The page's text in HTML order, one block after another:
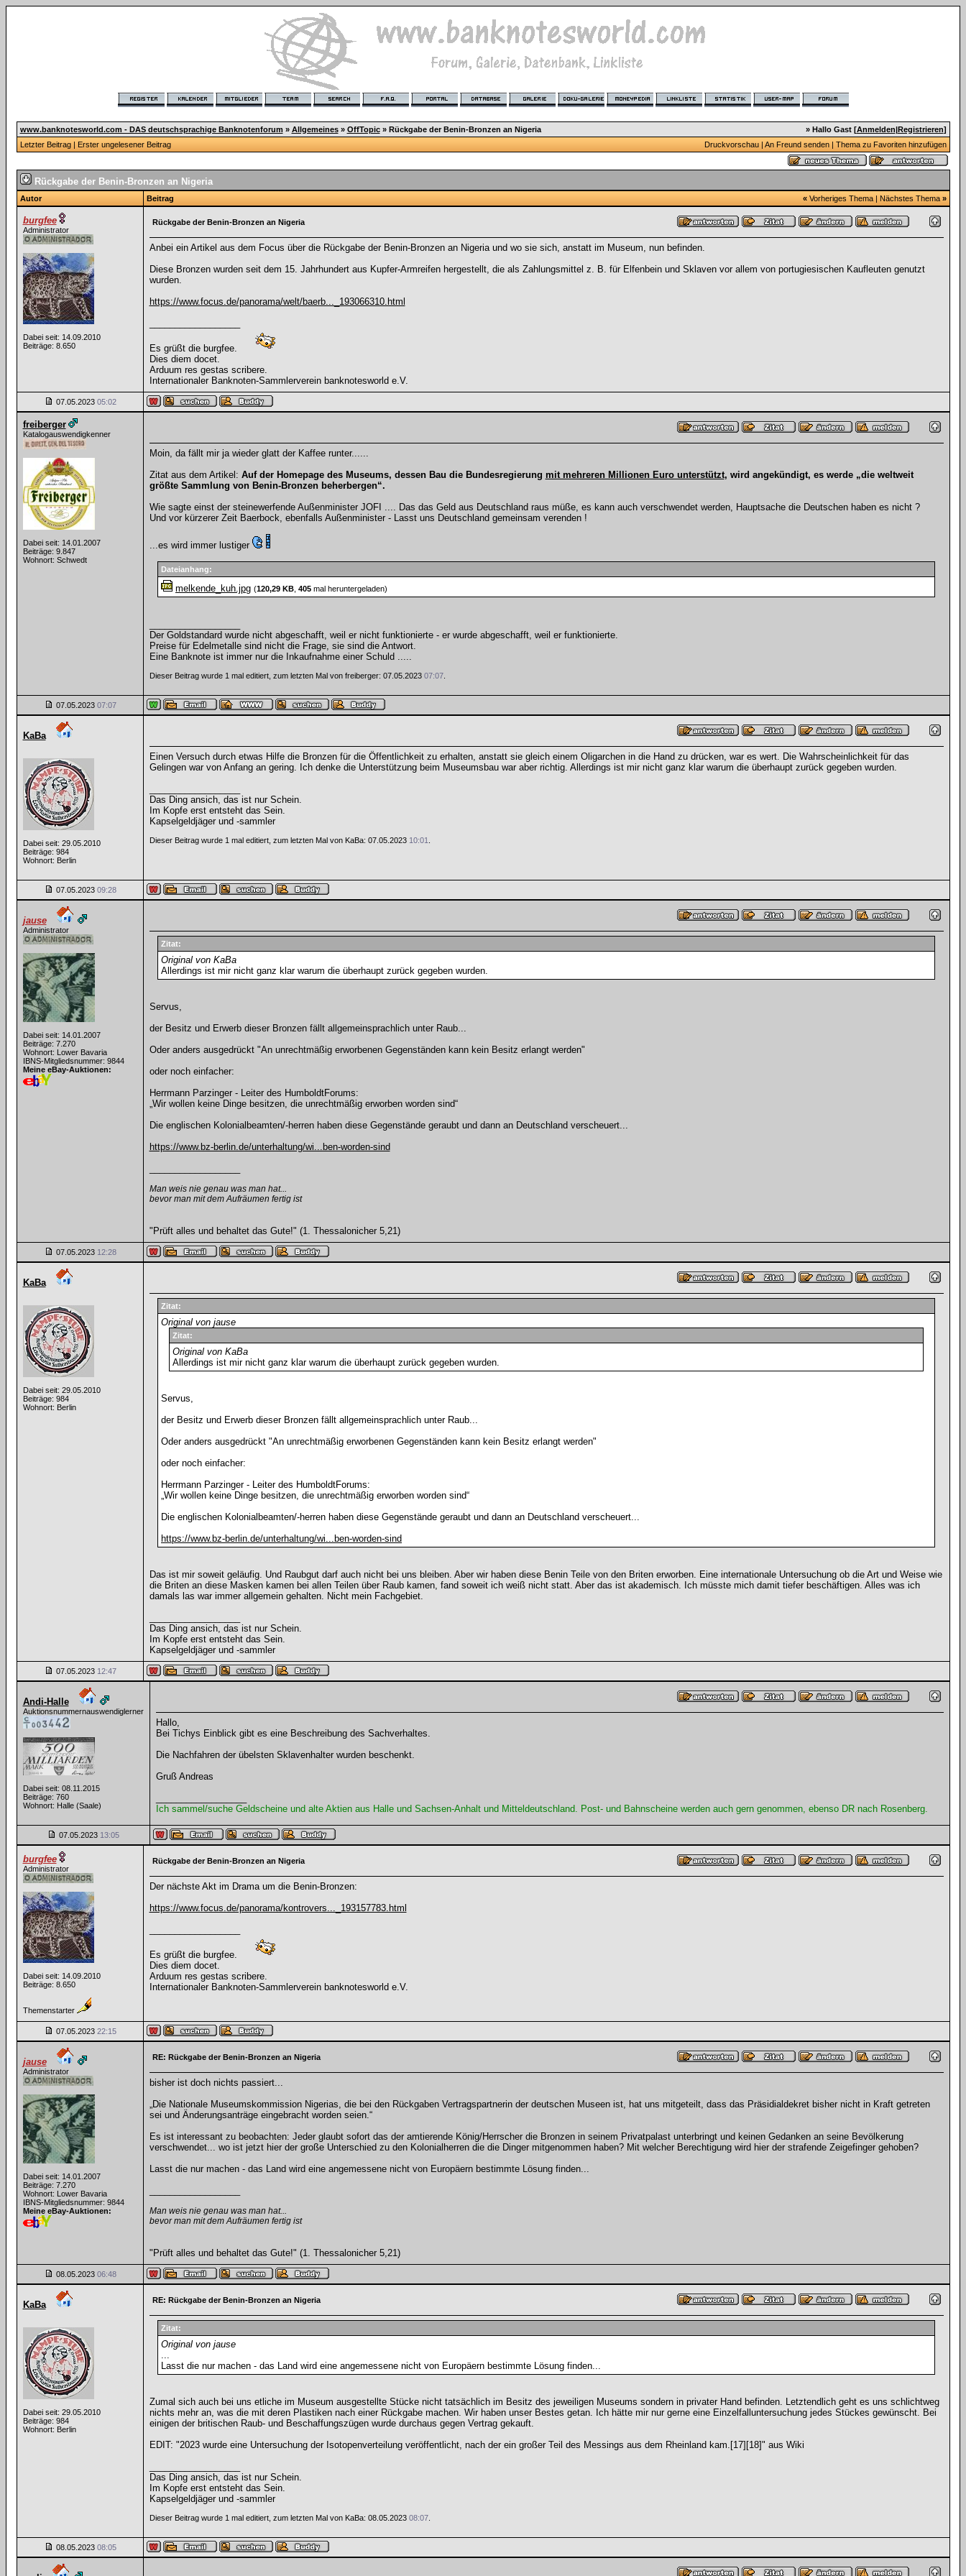
www.banknotesworld.com - DAS deutschsprachige Banknotenforum » Allgemeines» OffTopic» Rückgabe der Benin-Bronzen an Nigeria » Hallo Gast [Anmelden|Registrieren]
Letzter Beitrag| Erster ungelesener Beitrag Druckvorschau| An Freund senden| Thema zu Favoriten hinzufügen
Rückgabe der Benin-Bronzen an Nigeria
Autor Beitrag « Vorheriges Thema| Nächstes Thema »
burgfee
Administrator
Dabei seit: 14.09.2010
Beiträge: 8.650
Rückgabe der Benin-Bronzen an Nigeria
Anbei ein Artikel aus dem Focus über die Rückgabe der Benin-Bronzen an Nigeria und wo sie sich, anstatt im Museum, nun befinden.
Diese Bronzen wurden seit dem 15. Jahrhundert aus Kupfer-Armreifen hergestellt, die als Zahlungsmittel z. B. für Elfenbein und Sklaven vor allem von portugiesischen Kaufleuten genutzt
wurden.
https://www.focus.de/panorama/welt/baerb..._193066310.html
Es grüßt die burgfee.
Dies diem docet.
Arduum res gestas scribere.
Internationaler Banknoten-Sammlerverein banknotesworld e.V.
07.05.2023 05:02
freiberger
Katalogauswendigkenner
Dabei seit: 14.01.2007
Beiträge: 9.847
Wohnort: Schwedt
Moin, da fällt mir ja wieder glatt der Kaffee runter......
Zitat aus dem Artikel: Auf der Homepage des Museums, dessen Bau die Bundesregierung mit mehreren Millionen Euro unterstützt, wird angekündigt, es werde „die weltweit
größte Sammlung von Benin-Bronzen beherbergen“.
Wie sagte einst der steinewerfende Außenminister JOFI .... Das das Geld aus Deutschland raus müße, es kann auch verschwendet werden, Hauptsache die Deutschen haben es nicht ?
Und vor kürzerer Zeit Baerbock, ebenfalls Außenminister - Lasst uns Deutschland gemeinsam verenden !
...es wird immer lustiger
Dateianhang:
melkende_kuh.jpg (120,29 KB 405 mal heruntergeladen)
Der Goldstandard wurde nicht abgeschafft, weil er nicht funktionierte - er wurde abgeschafft, weil er funktionierte.
Preise für Edelmetalle sind nicht die Frage, sie sind die Antwort.
Eine Banknote ist immer nur die Inkaufnahme einer Schuld .....
Dieser Beitrag wurde 1 mal editiert, zum letzten Mal von freiberger: 07.05.2023 07:07.
07.05.2023 07:07
KaBa
Dabei seit: 29.05.2010
Beiträge: 984
Wohnort: Berlin
Einen Versuch durch etwas Hilfe die Bronzen für die Öffentlichkeit zu erhalten, anstatt sie gleich einem Oligarchen in die Hand zu drücken, war es wert. Die Wahrscheinlichkeit für das
Gelingen war von Anfang an gering. Ich denke die Unterstützung beim Museumsbau war aber richtig. Allerdings ist mir nicht ganz klar warum die überhaupt zurück gegeben wurden.
Das Ding ansich, das ist nur Schein.
Im Kopfe erst entsteht das Sein.
Kapselgeldjäger und -sammler
Dieser Beitrag wurde 1 mal editiert, zum letzten Mal von KaBa: 07.05.2023 10:01
07.05.2023 09:28
jause
Administrator
Dabei seit: 14.01.2007
Beiträge: 7.270
Wohnort: Lower Bavaria
IBNS-Mitgliedsnummer: 9844
Meine eBay-Auktionen:
Zitat:
Original von KaBa
Allerdings ist mir nicht ganz klar warum die überhaupt zurück gegeben wurden.
Servus,
der Besitz und Erwerb dieser Bronzen fällt allgemeinsprachlich unter Raub...
Oder anders ausgedrückt "An unrechtmäßig erworbenen Gegenständen kann kein Besitz erlangt werden"
oder noch einfacher:
Herrmann Parzinger - Leiter des HumboldtForums:
„Wir wollen keine Dinge besitzen, die unrechtmäßig erworben worden sind“
Die englischen Kolonialbeamten/-herren haben diese Gegenstände geraubt und dann an Deutschland verscheuert...
https://www.bz-berlin.de/unterhaltung/wi...ben-worden-sind
Man weis nie genau was man hat...
bevor man mit dem Aufräumen fertig ist
"Prüft alles und behaltet das Gute!" (1. Thessalonicher 5,21)
07.05.2023 12:28
KaBa
Dabei seit: 29.05.2010
Beiträge: 984
Wohnort: Berlin
Zitat:
Original von jause
Zitat:
Original von KaBa
Allerdings ist mir nicht ganz klar warum die überhaupt zurück gegeben wurden.
Servus,
der Besitz und Erwerb dieser Bronzen fällt allgemeinsprachlich unter Raub...
Oder anders ausgedrückt "An unrechtmäßig erworbenen Gegenständen kann kein Besitz erlangt werden"
oder noch einfacher:
Herrmann Parzinger - Leiter des HumboldtForums:
„Wir wollen keine Dinge besitzen, die unrechtmäßig erworben worden sind“
Die englischen Kolonialbeamten/-herren haben diese Gegenstände geraubt und dann an Deutschland verscheuert...
https://www.bz-berlin.de/unterhaltung/wi...ben-worden-sind
Das ist mir soweit geläufig. Und Raubgut darf auch nicht bei uns bleiben. Aber wir haben diese Benin Teile von den Briten erworben. Eine internationale Untersuchung ob die Art und Weise wie
die Briten an diese Masken kamen bei allen Teilen über Raub kamen, fand soweit ich weiß nicht statt. Aber das ist akademisch. Ich müsste mich damit tiefer beschäftigen. Alles was ich
damals las war immer allgemein gehalten. Nicht mein Fachgebiet.
Das Ding ansich, das ist nur Schein.
Im Kopfe erst entsteht das Sein.
Kapselgeldjäger und -sammler
07.05.2023 12:47
Andi-Halle
Auktionsnummernauswendiglerner
Dabei seit: 08.11.2015
Beiträge: 760
Wohnort: Halle (Saale)
Hallo,
Bei Tichys Einblick gibt es eine Beschreibung des Sachverhaltes.
Die Nachfahren der übelsten Sklavenhalter wurden beschenkt.
Gruß Andreas
Ich sammel/suche Geldscheine und alte Aktien aus Halle und Sachsen-Anhalt und Mitteldeutschland. Post- und Bahnscheine werden auch gern genommen, ebenso DR nach Rosenberg.
07.05.2023 13:05
burgfee
Administrator
Dabei seit: 14.09.2010
Beiträge: 8.650
Themenstarter
Rückgabe der Benin-Bronzen an Nigeria
Der nächste Akt im Drama um die Benin-Bronzen:
https://www.focus.de/panorama/kontrovers..._193157783.html
Es grüßt die burgfee.
Dies diem docet.
Arduum res gestas scribere.
Internationaler Banknoten-Sammlerverein banknotesworld e.V.
07.05.2023 22:15
jause
Administrator
Dabei seit: 14.01.2007
Beiträge: 7.270
Wohnort: Lower Bavaria
IBNS-Mitgliedsnummer: 9844
Meine eBay-Auktionen:
RE: Rückgabe der Benin-Bronzen an Nigeria
bisher ist doch nichts passiert...
„Die Nationale Museumskommission Nigerias, die bei den Rückgaben Vertragspartnerin der deutschen Museen ist, hat uns mitgeteilt, dass das Präsidialdekret bisher nicht in Kraft getreten
sei und Änderungsanträge eingebracht worden seien.“
Es ist interessant zu beobachten: Jeder glaubt sofort das der amtierende König/Herrscher die Bronzen in seinem Privatpalast unterbringt und keinen Gedanken an seine Bevölkerung
verschwendet... wo ist jetzt hier der große Unterschied zu den Kolonialherren die die Dinger mitgenommen haben? Mit welcher Berechtigung wird hier der strafende Zeigefinger gehoben?
Lasst die nur machen - das Land wird eine angemessene nicht von Europäern bestimmte Lösung finden...
Man weis nie genau was man hat...
bevor man mit dem Aufräumen fertig ist
"Prüft alles und behaltet das Gute!" (1. Thessalonicher 5,21)
08.05.2023 06:48
KaBa
Dabei seit: 29.05.2010
Beiträge: 984
Wohnort: Berlin
RE: Rückgabe der Benin-Bronzen an Nigeria
Zitat:
Original von jause
...
Lasst die nur machen - das Land wird eine angemessene nicht von Europäern bestimmte Lösung finden...
Zumal sich auch bei uns etliche im Museum ausgestellte Stücke nicht tatsächlich im Besitz des jeweiligen Museums sondern in privater Hand befinden. Letztendlich geht es uns schlichtweg
nichts mehr an, was die mit deren Plastiken nach einer Rückgabe machen. Wir haben unser Bestes getan. Ich hätte mir nur gerne eine Einzelfalluntersuchung jedes Stückes gewünscht. Bei
einigen der britischen Raub- und Beschaffungszügen wurde durchaus gegen Vertrag gekauft.
EDIT: "2023 wurde eine Untersuchung der Isotopenverteilung veröffentlicht, nach der ein großer Teil des Messings aus dem Rheinland kam.[17][18]" aus Wiki
Das Ding ansich, das ist nur Schein.
Im Kopfe erst entsteht das Sein.
Kapselgeldjäger und -sammler
Dieser Beitrag wurde 1 mal editiert, zum letzten Mal von KaBa: 08.05.2023 08:07.
08.05.2023 08:05